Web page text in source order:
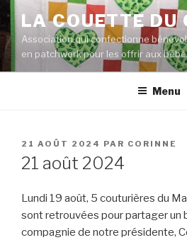
Aller
contenu
principal
LA COUETTE DU
Association qui confectionne
en patchwork pour les offrir aux
Menu
PUBLIÉ
LE
21 AOÛT 2024 PAR CORINNE
21 août 2024
Lundi 19 août, 5 couturières du
sont retrouvées pour partager un
compagnie de notre présidente,